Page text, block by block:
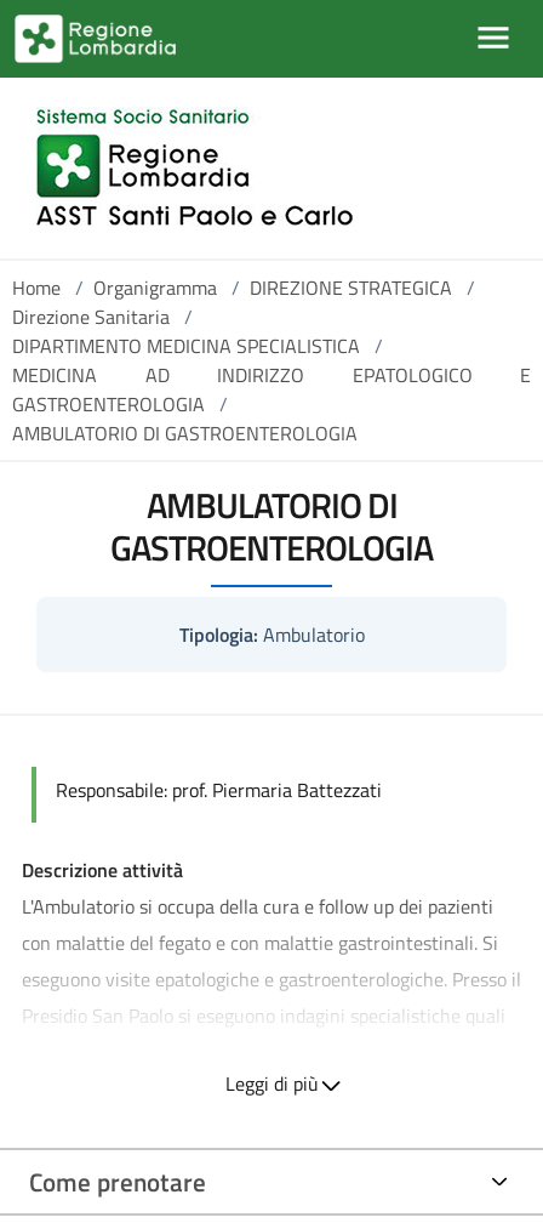
Salta al contenuto principale
Home / Organigramma / DIREZIONE STRATEGICA /
Direzione Sanitaria /
DIPARTIMENTO MEDICINA SPECIALISTICA /
MEDICINA AD INDIRIZZO EPATOLOGICO E
GASTROENTEROLOGIA /
AMBULATORIO DI GASTROENTEROLOGIA
AMBULATORIO DI
GASTROENTEROLOGIA
Tipologia: Ambulatorio
Responsabile: prof. Piermaria Battezzati
Descrizione attività
L'Ambulatorio si occupa della cura e follow up dei pazienti
con malattie del fegato e con malattie gastrointestinali. Si
eseguono visite epatologiche e gastroenterologiche. Presso il
Presidio San Paolo si eseguono indagini specialistiche quali
intestinali, ecografie transanali, elastometria epatica
Principali patologie e trattamenti
Le principali patologie trattate sono:
Leggi di più
Come prenotare